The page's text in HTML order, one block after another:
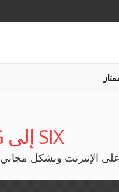
محول WPG إلى SIX
يمكنك تحويل ملفات wpg إلى six على الإنترنت وبشكل مجاني